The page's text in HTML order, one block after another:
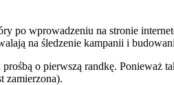
po wprowadzeniu na stronie
na śledzenie kampanii i
o pierwszą randkę. Ponieważ
zamierzona).